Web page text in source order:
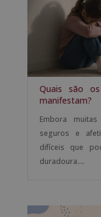
Quais são
manifestam?
Embora
seguros e
difíceis que
duradoura....